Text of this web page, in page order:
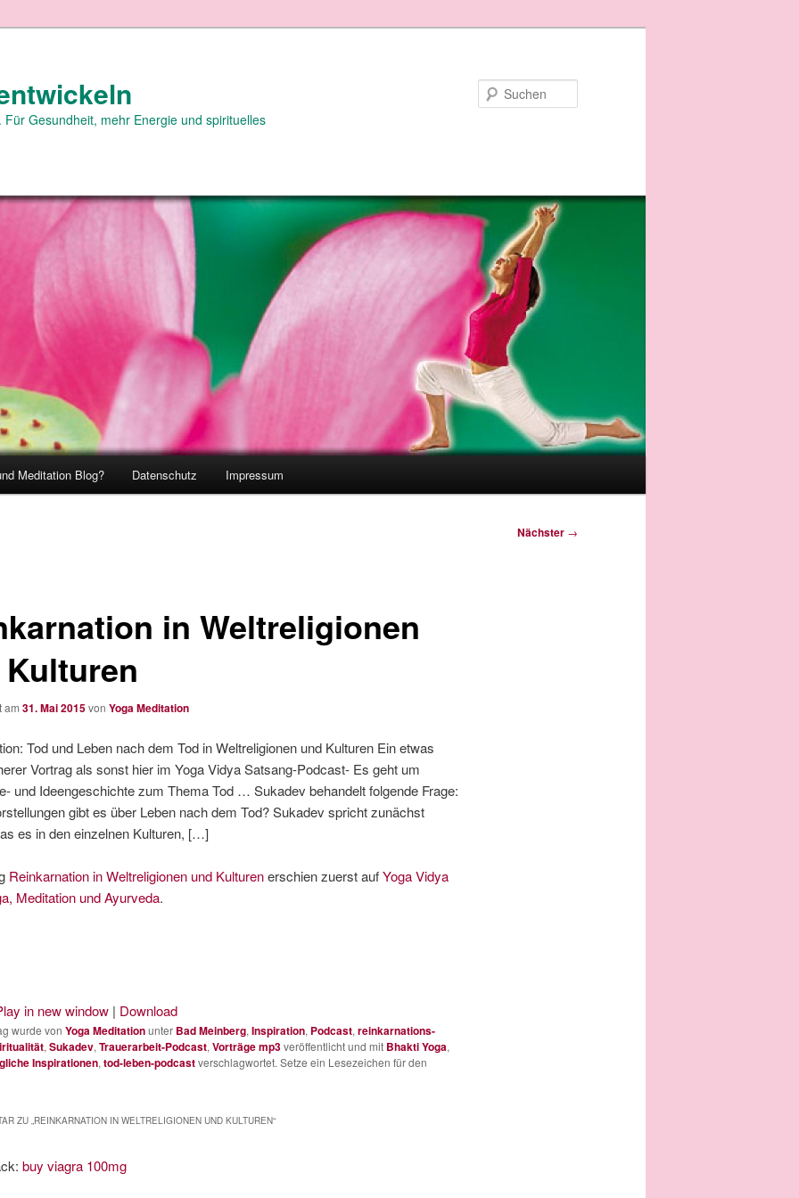
Gesundheit, mehr Energie und spirituelles
Meditation Blog? Datenschutz Impressum
Nächster →
in Weltreligionen
am 31. Mai 2015von Yoga Meditation
Tod und Leben nach dem Tod in Weltreligionen und Kulturen Ein etwas
Vortrag als sonst hier im Yoga Vidya Satsang-Podcast- Es geht um
und Ideengeschichte zum Thema Tod … Sukadev behandelt folgende Frage:
gibt es über Leben nach dem Tod? Sukadev spricht zunächst
es in den einzelnen Kulturen, […]
Reinkarnation in Weltreligionen und Kulturenerschien zuerst aufYoga Vidya
Meditation und Ayurveda.
in new window| Download
wurde von Yoga Meditationunter Bad Meinberg, Inspiration, Podcast, reinkarnations-
, Sukadev, Trauerarbeit-Podcast, Vorträge mp3veröffentlicht und mit Bhakti Yoga,
Inspirationen, tod-leben-podcastverschlagwortet. Setze ein Lesezeichen für den
ZU „ REINKARNATION IN WELTRELIGIONEN UND KULTUREN“
buy viagra 100mg